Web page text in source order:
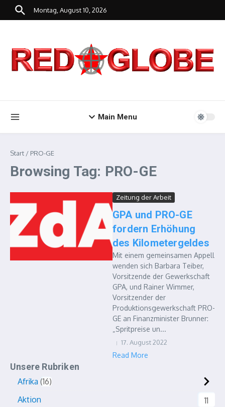
Zum Inhalt springen
Montag, August 10, 2026
Main Menu
Start / PRO-GE
Browsing Tag: PRO-GE
Zeitung der Arbeit
GPA und PRO-GE
fordern Erhöhung
des Kilometergeldes
Mit einem gemeinsamen Appell
wenden sich Barbara Teiber,
Vorsitzende der Gewerkschaft
GPA, und Rainer Wimmer,
Vorsitzender der
Produktionsgewerkschaft PRO-
GE an Finanzminister Brunner:
„Spritpreise un...
17. August 2022
Read More
Unsere Rubriken
Afrika 16
Aktion
11